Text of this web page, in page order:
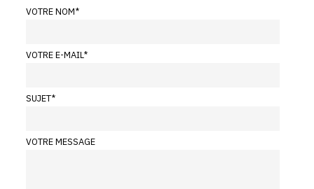
VOTRE NOM*
VOTRE E-MAIL*
SUJET*
VOTRE MESSAGE